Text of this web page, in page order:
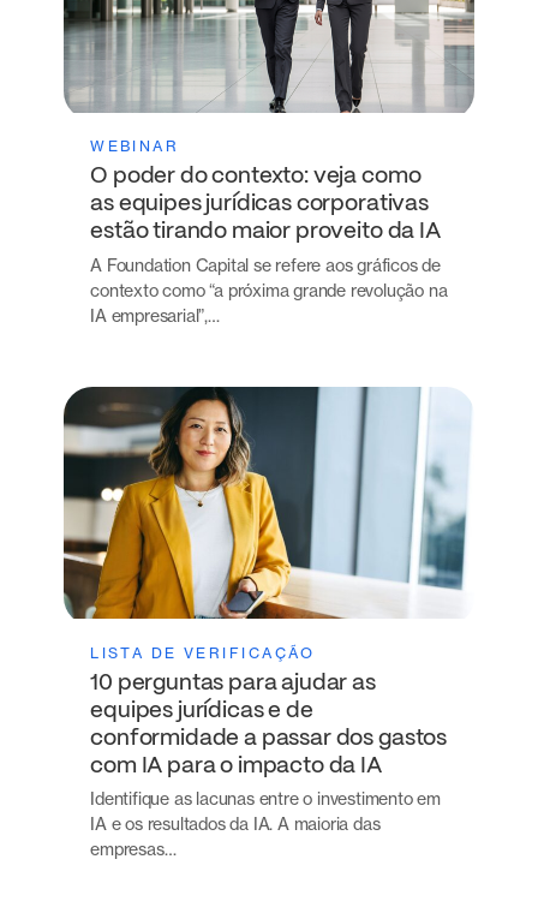
WEBINAR
O poder do contexto: veja como
as equipes jurídicas corporativas
estão tirando maior proveito da IA
A Foundation Capital se refere aos gráficos de
contexto como “a próxima grande revolução na
IA empresarial”,…
LISTA DE VERIFICAÇÃO
10 perguntas para ajudar as
equipes jurídicas e de
conformidade a passar dos gastos
com IA para o impacto da IA
Identifique as lacunas entre o investimento em
IA e os resultados da IA. A maioria das
empresas…